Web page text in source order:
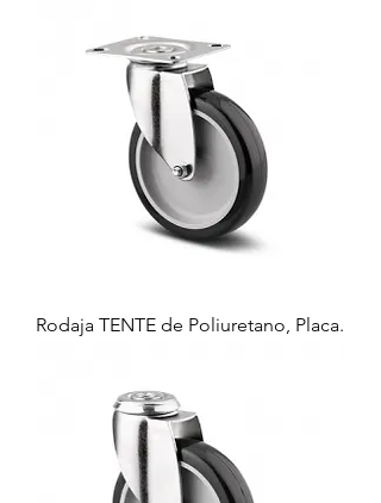
Rodaja TENTE de Poliuretano, Placa.